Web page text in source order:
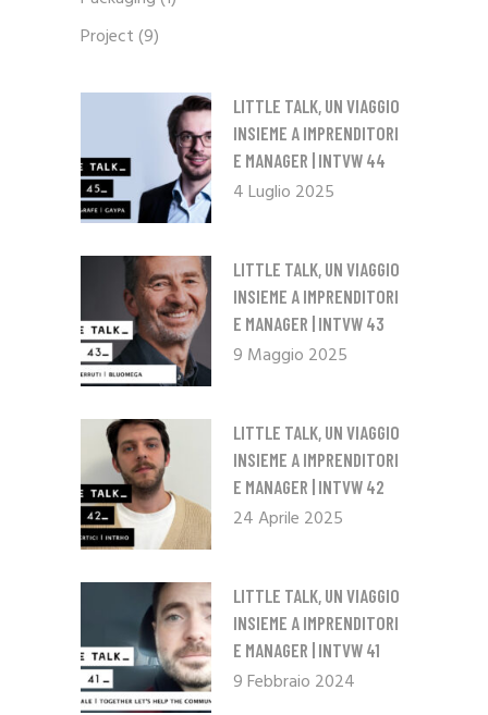
Project(9)
LITTLE TALK, UN VIAGGIO
INSIEME A IMPRENDITORI
E MANAGER | INTVW 44
4 Luglio 2025
LITTLE TALK, UN VIAGGIO
INSIEME A IMPRENDITORI
E MANAGER | INTVW 43
9 Maggio 2025
LITTLE TALK, UN VIAGGIO
INSIEME A IMPRENDITORI
E MANAGER | INTVW 42
24 Aprile 2025
LITTLE TALK, UN VIAGGIO
INSIEME A IMPRENDITORI
E MANAGER | INTVW 41
9 Febbraio 2024